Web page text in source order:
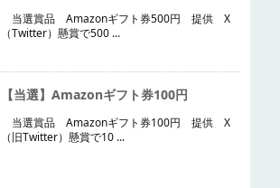
当選賞品 Amazonギフト券500円 提供 X
（Twitter）懸賞で500 ...
【当選】Amazonギフト券100円
当選賞品 Amazonギフト券100円 提供 X
（旧Twitter）懸賞で10 ...